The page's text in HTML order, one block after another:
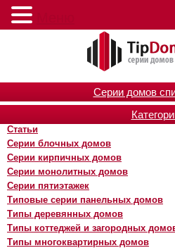
Серии домов
Статьи
Серии блочных домов
Серии кирпичных домов
Серии монолитных домов
Серии пятиэтажек
Типовые серии панельных домов
Типы деревянных домов
Типы коттеджей и загородных
Типы многоквартирных домов